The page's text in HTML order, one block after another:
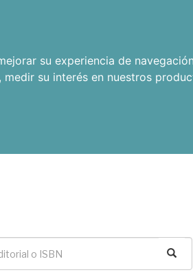
su experiencia de
, medir su interés en nuestros